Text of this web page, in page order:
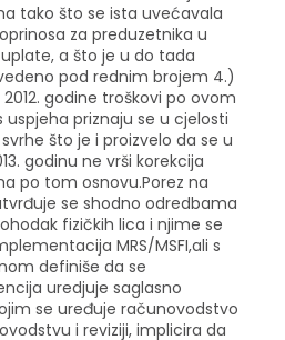
tako što se ista uvećavala
za preduzetnika u
a što je u do tada
pod rednim brojem 4.)
godine troškovi po ovom
priznaju se u cjelosti
što je i proizvelo da se u
godinu ne vrši korekcija
po tom osnovu.Porez na
se shodno odredbama
fizičkih lica i njime se
MRS/MSFI,ali s
definiše da se
uredjuje saglasno
se uređuje računovodstvo
i reviziji, implicira da